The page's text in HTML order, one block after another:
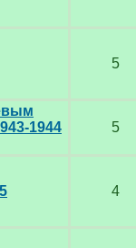
5
1944
5
4